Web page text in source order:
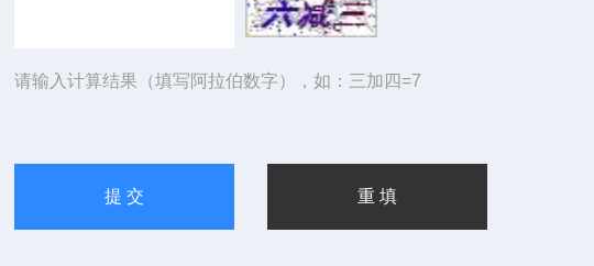
请输入计算结果（填写阿拉伯数字），如：三加四=7